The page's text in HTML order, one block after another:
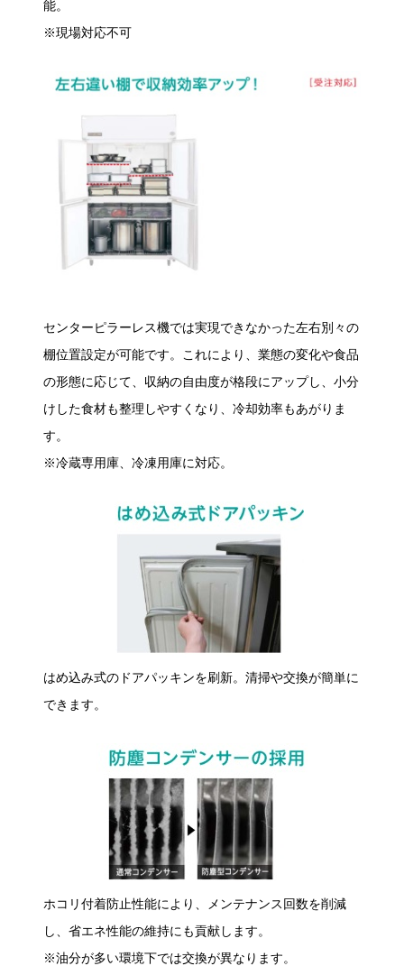
能。
※現場対応不可
センターピラーレス機では実現できなかった左右別々の
棚位置設定が可能です。これにより、業態の変化や食品
の形態に応じて、収納の自由度が格段にアップし、小分
けした食材も整理しやすくなり、冷却効率もあがりま
す。
※冷蔵専用庫、冷凍用庫に対応。
はめ込み式のドアパッキンを刷新。清掃や交換が簡単に
できます。
ホコリ付着防止性能により、メンテナンス回数を削減
し、省エネ性能の維持にも貢献します。
※油分が多い環境下では交換が異なります。